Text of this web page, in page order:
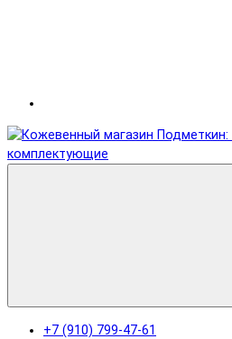
+7 (910) 799-47-61